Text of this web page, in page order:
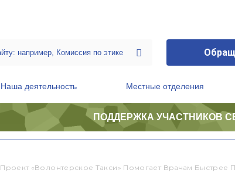
Наша деятельность Местные отделения
ПОДДЕРЖКА УЧАСТНИКОВ
Проект «Волонтерское Такси» Помогает Врачам